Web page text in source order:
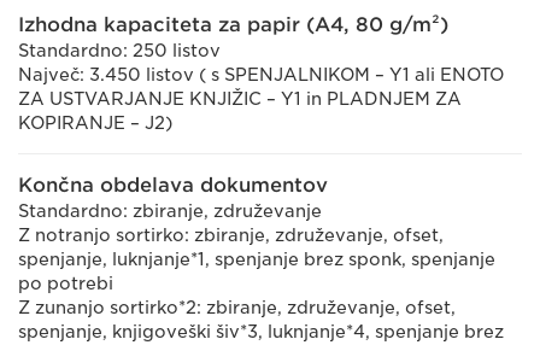
Izhodna kapaciteta za papir (A4, 80 g/m²)
Standardno: 250 listov
Največ: 3.450 listov ( s SPENJALNIKOM – Y1 ali ENOTO
ZA USTVARJANJE KNJIŽIC – Y1 in PLADNJEM ZA
KOPIRANJE – J2)
Končna obdelava dokumentov
Standardno: zbiranje, združevanje
Z notranjo sortirko: zbiranje, združevanje, ofset,
spenjanje, luknjanje*1, spenjanje brez sponk, spenjanje
po potrebi
Z zunanjo sortirko*2: zbiranje, združevanje, ofset,
spenjanje, knjigoveški šiv*3, luknjanje*4, spenjanje brez